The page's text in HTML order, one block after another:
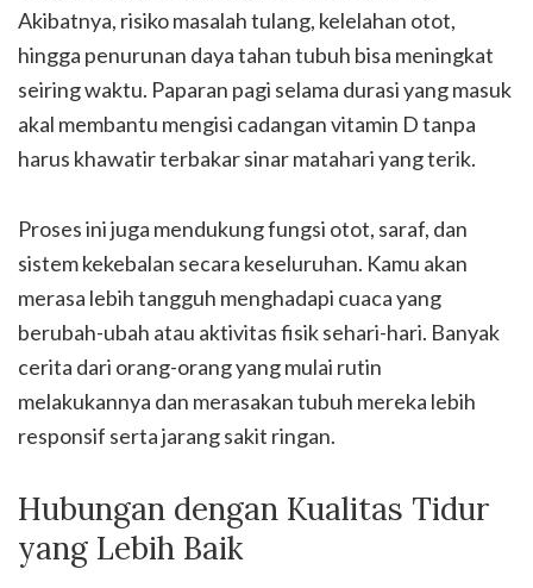
Akibatnya, risiko masalah tulang, kelelahan otot,
hingga penurunan daya tahan tubuh bisa meningkat
seiring waktu. Paparan pagi selama durasi yang masuk
akal membantu mengisi cadangan vitamin D tanpa
harus khawatir terbakar sinar matahari yang terik.
Proses ini juga mendukung fungsi otot, saraf, dan
sistem kekebalan secara keseluruhan. Kamu akan
merasa lebih tangguh menghadapi cuaca yang
berubah-ubah atau aktivitas fisik sehari-hari. Banyak
cerita dari orang-orang yang mulai rutin
melakukannya dan merasakan tubuh mereka lebih
responsif serta jarang sakit ringan.
Hubungan dengan Kualitas Tidur
yang Lebih Baik